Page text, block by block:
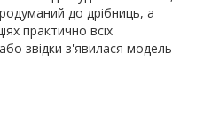
до дрібниць, а
практично всіх
звідки з'явилася модель